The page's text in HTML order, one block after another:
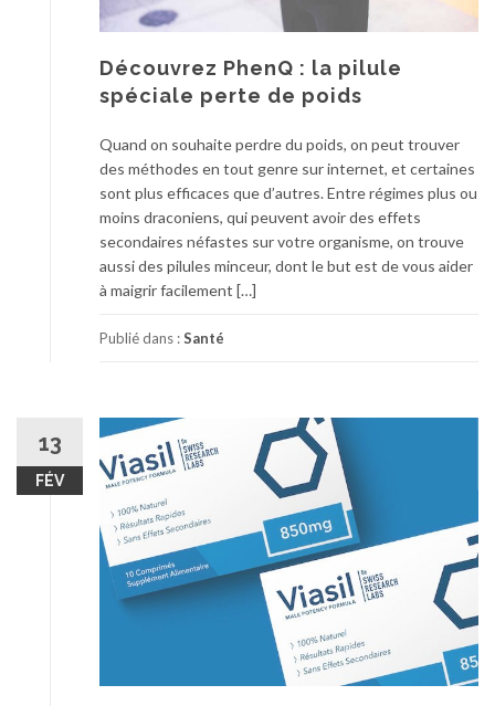
Découvrez PhenQ : la pilule
spéciale perte de poids
Quand on souhaite perdre du poids, on peut trouver
des méthodes en tout genre sur internet, et certaines
sont plus efficaces que d’autres. Entre régimes plus ou
moins draconiens, qui peuvent avoir des effets
secondaires néfastes sur votre organisme, on trouve
aussi des pilules minceur, dont le but est de vous aider
à maigrir facilement […]
Publié dans :Santé
13
FÉV